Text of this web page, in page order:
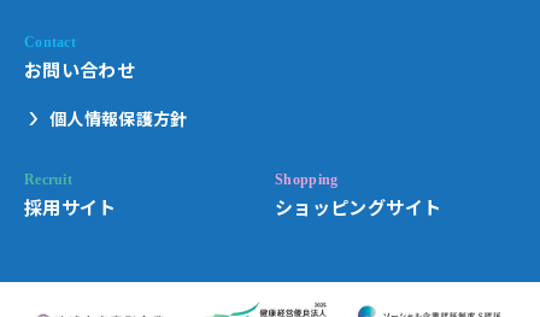
お問い合わせ
個人情報保護方針
採用サイト ショッピングサイト